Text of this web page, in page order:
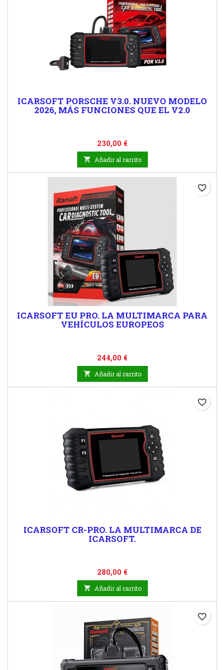
ICARSOFT PORSCHE V3.0. NUEVO MODELO
2026, MÁS FUNCIONES QUE EL V2.0
Precio
230,00 €
 Añadir al carrito
ICARSOFT EU PRO. LA MULTIMARCA PARA
VEHÍCULOS EUROPEOS
Precio
244,00 €
 Añadir al carrito
favorite_border
ICARSOFT CR-PRO. LA MULTIMARCA DE
ICARSOFT.
Precio
280,00 €
 Añadir al carrito
favorite_border
favorite_border